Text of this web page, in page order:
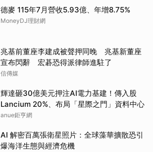
德麥 115年7月營收5.93億、年增8.75%
MoneyDJ理財網
兆基前董座李建成被聲押同晚 兆基新董座
宣布閃辭 宏碁恐得派律師進駐了
信傳媒
輝達砸30億美元押注AI電力基建！傳入股
Lancium 20%、布局「星際之門」資料中心
anue鉅亨網
AI 解密百萬張衛星照片：全球藻華擴散恐引
爆海洋生態與經濟危機